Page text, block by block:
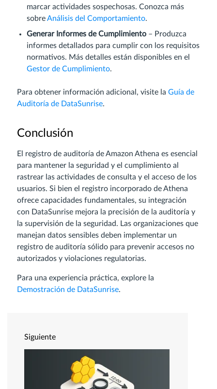
marcar actividades sospechosas. Conozca más
sobreAnálisis del Comportamiento.
Generar Informes de Cumplimiento – Produzca
informes detallados para cumplir con los requisitos
normativos. Más detalles están disponibles en el
Gestor de Cumplimiento.
Para obtener información adicional, visite la Guía de
Auditoría de DataSunrise.
Conclusión
El registro de auditoría de Amazon Athena es esencial
para mantener la seguridad y el cumplimiento al
rastrear las actividades de consulta y el acceso de los
usuarios. Si bien el registro incorporado de Athena
ofrece capacidades fundamentales, su integración
con DataSunrise mejora la precisión de la auditoría y
la supervisión de la seguridad. Las organizaciones que
manejan datos sensibles deben implementar un
registro de auditoría sólido para prevenir accesos no
autorizados y violaciones regulatorias.
Para una experiencia práctica, explore la
Demostración de DataSunrise.
Siguiente